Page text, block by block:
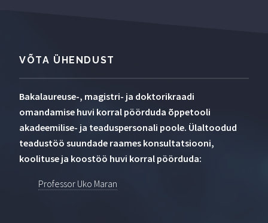
VÕTA ÜHENDUST
Bakalaureuse-, magistri- ja doktorikraadi
omandamise huvi korral pöörduda õppetooli
akadeemilise- ja teaduspersonali poole. Ülaltoodud
teadustöö suundade raames konsultatsiooni,
koolituse ja koostöö huvi korral pöörduda:
Professor Uko Maran